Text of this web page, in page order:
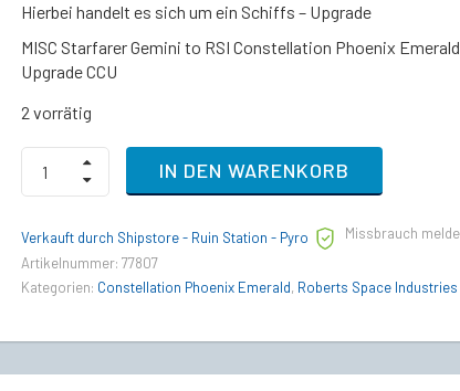
Hierbei handelt es sich um ein Schiffs – Upgrade
MISC Starfarer Gemini to RSI Constellation Phoenix Emerald
Upgrade CCU
2 vorrätig
MISC
Starfarer
Gemini
RSI
Constellation
Emerald
IN DEN WARENKORB
Verkauft durch Shipstore - Ruin Station - Pyro
Missbrauch
Artikelnummer: 77807
Kategorien: Constellation Phoenix Emerald, Roberts Space Industries